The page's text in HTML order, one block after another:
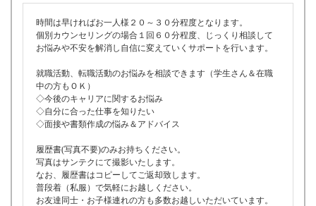
時間は早ければお一人様２０～３０分程度となります。
個別カウンセリングの場合１回６０分程度、じっくり相談して
お悩みや不安を解消し自信に変えていくサポートを行います。
就職活動、転職活動のお悩みを相談できます（学生さん＆在職
中の方もＯＫ）
◇今後のキャリアに関するお悩み
◇自分に合った仕事を知りたい
◇面接や書類作成の悩み＆アドバイス
履歴書(写真不要)のみお持ちください。
写真はサンテクにて撮影いたします。
なお、履歴書はコピーしてご返却致します。
普段着（私服）で気軽にお越しください。
お友達同士・お子様連れの方も多数お越しいただいています。